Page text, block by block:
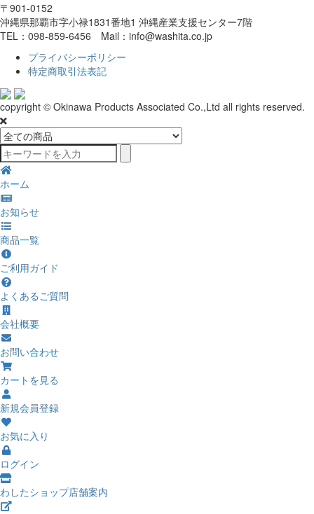
〒901-0152
沖縄県那覇市字小禄1831番地1 沖縄産業支援センター7階
TEL：098-859-6456 Mail：info@washita.co.jp
プライバシーポリシー
特定商取引法表記
copyright © Okinawa Products Associated Co.,Ltd all rights reserved.
ホーム
お知らせ
商品一覧
ご利用ガイド
よくあるご質問
会社概要
お問い合わせ
カートを見る
新規会員登録
お気に入り
ログイン
わしたショップ店舗案内